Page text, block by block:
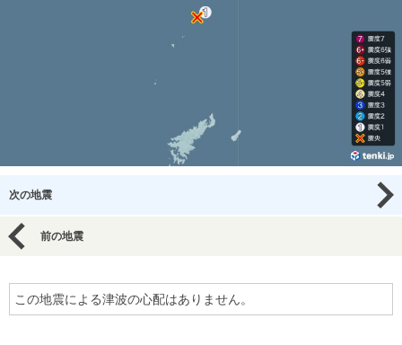
次の地震
前の地震
この地震による津波の心配はありません。